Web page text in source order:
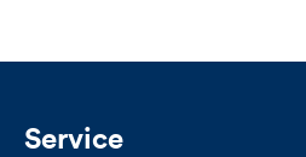
Kommentare
Service